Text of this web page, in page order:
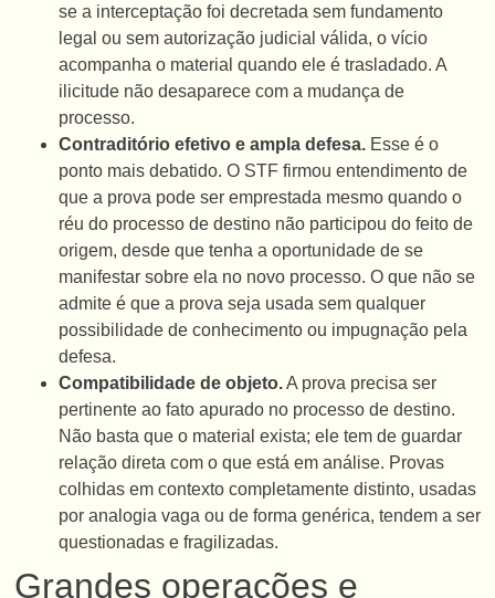
se a interceptação foi decretada sem fundamento
legal ou sem autorização judicial válida, o vício
acompanha o material quando ele é trasladado. A
ilicitude não desaparece com a mudança de
processo.
Contraditório efetivo e ampla defesa. Esse é o
ponto mais debatido. O STF firmou entendimento de
que a prova pode ser emprestada mesmo quando o
réu do processo de destino não participou do feito de
origem, desde que tenha a oportunidade de se
manifestar sobre ela no novo processo. O que não se
admite é que a prova seja usada sem qualquer
possibilidade de conhecimento ou impugnação pela
defesa.
Compatibilidade de objeto.A prova precisa ser
pertinente ao fato apurado no processo de destino.
Não basta que o material exista; ele tem de guardar
relação direta com o que está em análise. Provas
colhidas em contexto completamente distinto, usadas
por analogia vaga ou de forma genérica, tendem a ser
questionadas e fragilizadas.
Grandes operações e